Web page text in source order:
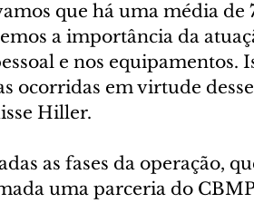
que há uma média
a importância da
e nos equipamentos.
ocorridas em virtude
Hiller.
as fases da operação,
uma parceria do